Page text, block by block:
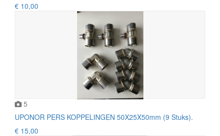
€ 10,00
5
UPONOR PERS KOPPELINGEN 50X25X50mm (9 Stuks).
€ 15,00